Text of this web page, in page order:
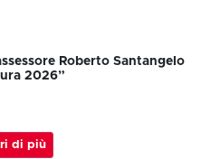
Roberto Santangelo
2026”
di più